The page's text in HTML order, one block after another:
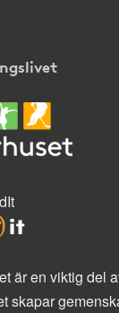
är en viktig del
skapar